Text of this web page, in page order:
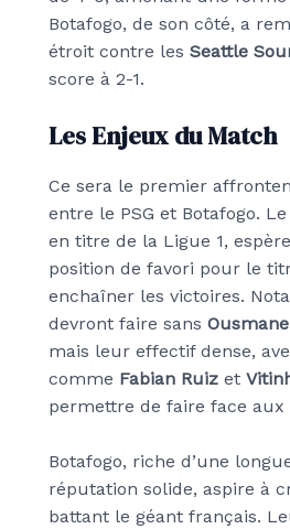
Botafogo, de son côté, a
étroit contre les Seattle
score à 2-1.
Les Enjeux du Match
Ce sera le premier
entre le PSG et Botafogo.
en titre de la Ligue 1,
position de favori pour le
enchaîner les victoires.
devront faire sans
mais leur effectif dense,
comme Fabian Ruiz et
permettre de faire face aux
Botafogo, riche d’une
réputation solide, aspire à
battant le géant français.